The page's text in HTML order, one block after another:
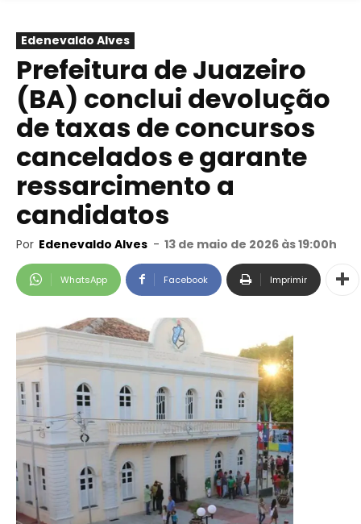
Edenevaldo Alves
Prefeitura de Juazeiro
(BA) conclui devolução
de taxas de concursos
cancelados e garante
ressarcimento a
candidatos
Por Edenevaldo Alves - 13 de maio de 2026 às 19:00h
WhatsApp Facebook Imprimir